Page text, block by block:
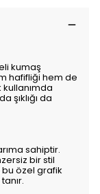
kumaş
hafifliği hem de
kullanımda
şıklığı da
sahiptir.
bir stil
bu özel grafik